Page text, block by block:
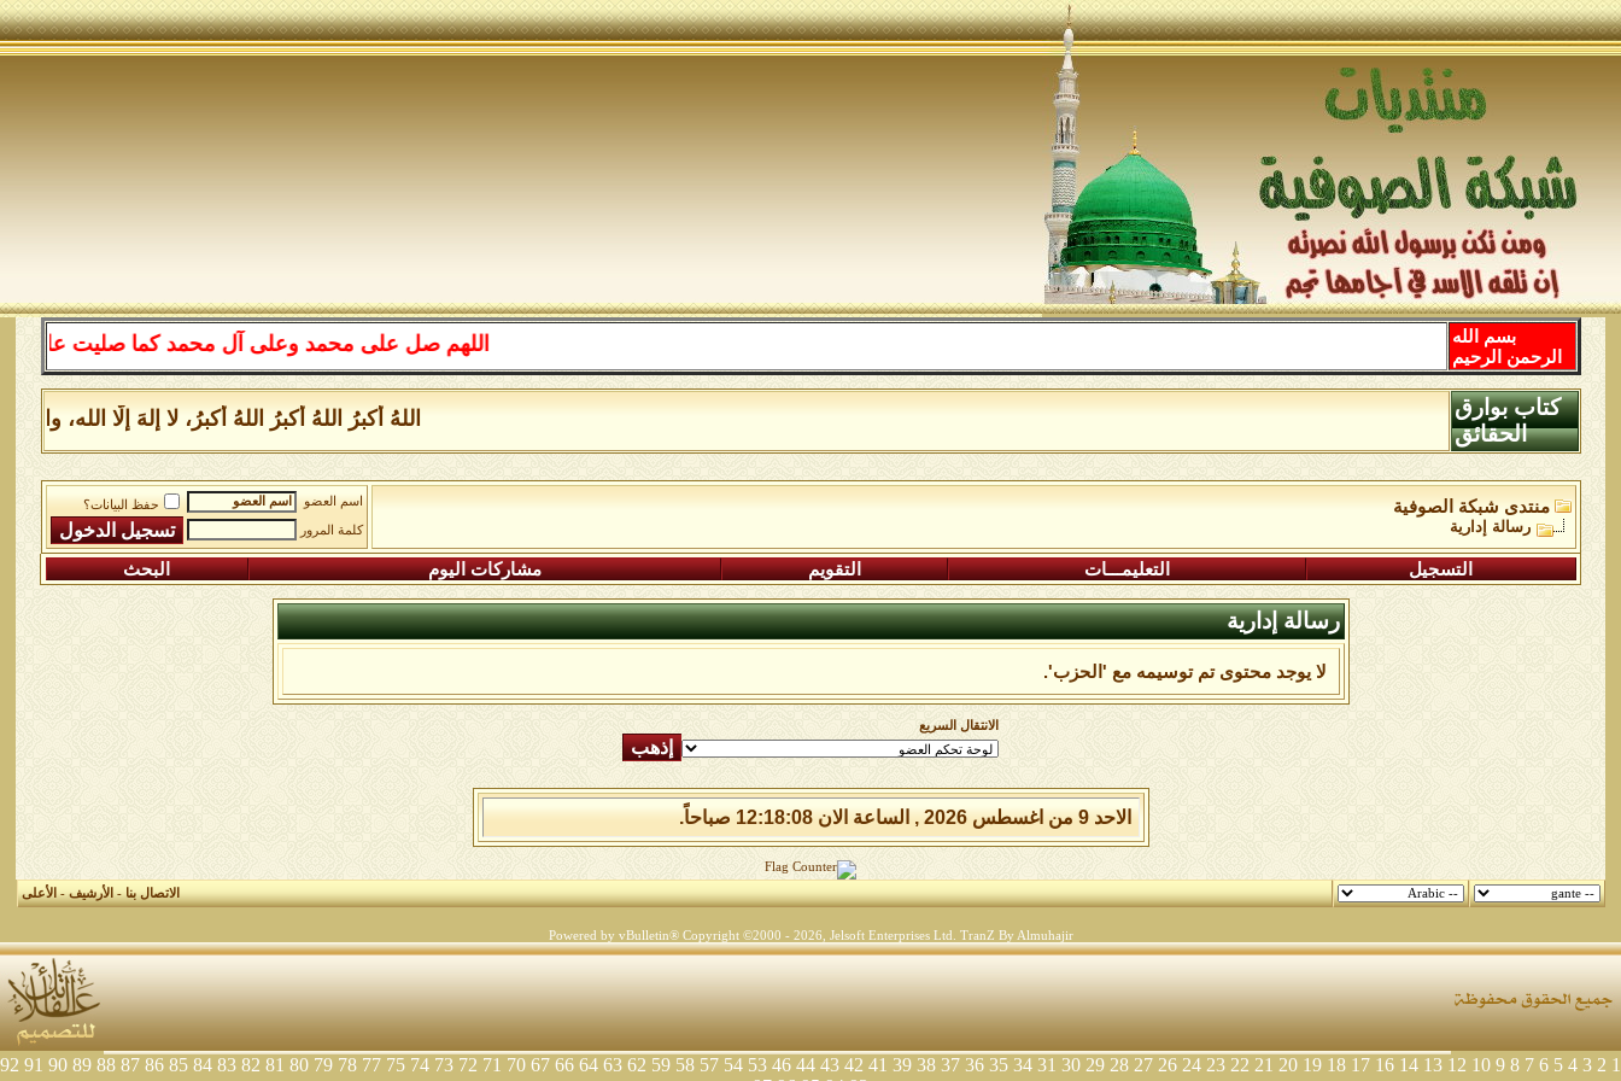
اللهم صل على محمد وعلى آل محمد كما صليت على
بسم الله
الرحمن الرحيم
اللهُ أكبرُ اللهُ أكبرُ اللهُ أكبرُ، لا إلهَ إلَّا الله،
كتاب بوارق
الحقائق
منتدى شبكة الصوفية
رسالة إدارية
اسم العضو
حفظ البيانات؟
كلمة المرور
التسجيل التعليمـــات التقويم مشاركات اليوم البحث
رسالة إدارية
لا يوجد محتوى تم توسيمه مع 'الحزب'.
الانتقال السريع
الاحد 9 من اغسطس 2026 , الساعة الان 12:18:08 صباحاً.
الاتصال بنا-الأرشيف-الأعلى
Powered by vBulletin® Copyright ©2000 - 2026, Jelsoft Enterprises Ltd. TranZ By Almuhajir
1
2
3
4
5
6
7
8
9
10
12
13
14
16
17
18
19
20
21
22
23
24
26
27
28
29
30
31
34
35
36
37
38
39
41
42
43
44
46
53
54
57
58
59
62
63
64
66
67
70
71
72
73
74
75
77
78
79
80
81
82
83
84
85
86
87
88
89
90
91
92